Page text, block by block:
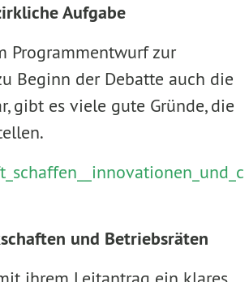
Aufgabe
Programmentwurf zur
Beginn der Debatte auch die
gibt es viele gute Gründe, die
und Betriebsräten